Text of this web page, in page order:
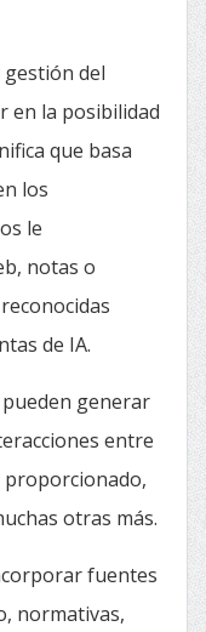
del
en la posibilidad
que basa
los
le
notas o
de IA.
generar
entre
otras más.
fuentes
normativas,